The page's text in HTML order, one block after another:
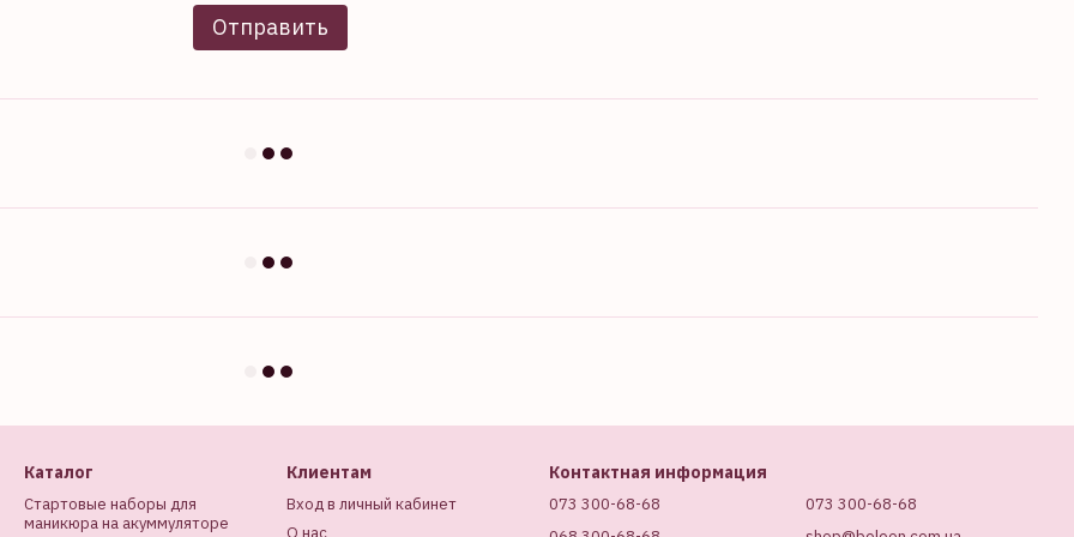
Отправить
Каталог
Стартовые наборы для
маникюра на акуммуляторе
Клиентам
Вход в личный кабинет
Контактная информация
073 300-68-68
073 300-68-68